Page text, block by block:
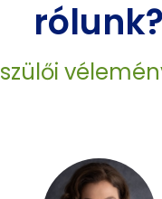
rólunk?
szülői